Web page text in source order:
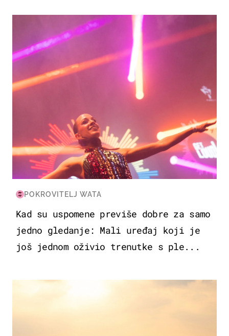
KULTURA & ZABAVA
POKROVITELJ WATA
Kad su uspomene previše dobre za samo
jedno gledanje: Mali uređaj koji je
još jednom oživio trenutke s ple...